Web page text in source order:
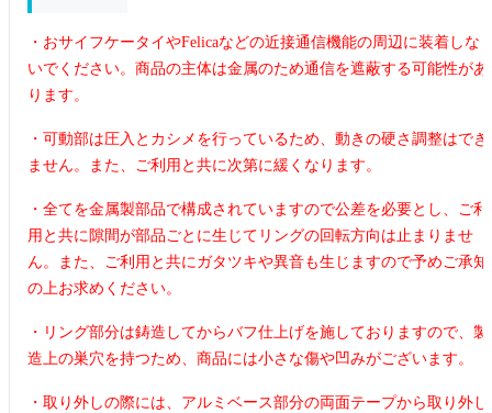
・おサイフケータイやFelicaなどの近接通信機能の周辺に装着しな
いでください。商品の主体は金属のため通信を遮蔽する可能性があ
ります。
・可動部は圧入とカシメを行っているため、動きの硬さ調整はでき
ません。また、ご利用と共に次第に緩くなります。
・全てを金属製部品で構成されていますので公差を必要とし、ご利
用と共に隙間が部品ごとに生じてリングの回転方向は止まりませ
ん。また、ご利用と共にガタツキや異音も生じますので予めご承知
の上お求めください。
・リング部分は鋳造してからバフ仕上げを施しておりますので、製
造上の巣穴を持つため、商品には小さな傷や凹みがございます。
・取り外しの際には、アルミベース部分の両面テープから取り外し